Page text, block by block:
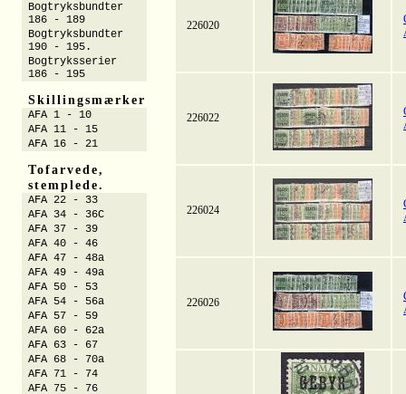
226020
226022
226024
226026
Bogtryksbundter
186 - 189
Bogtryksbundter
190 - 195.
Bogtryksserier
186 - 195
Skillingsmærker
AFA 1 - 10
AFA 11 - 15
AFA 16 - 21
Tofarvede,
stemplede.
AFA 22 - 33
AFA 34 - 36C
AFA 37 - 39
AFA 40 - 46
AFA 47 - 48a
AFA 49 - 49a
AFA 50 - 53
AFA 54 - 56a
AFA 57 - 59
AFA 60 - 62a
AFA 63 - 67
AFA 68 - 70a
AFA 71 - 74
AFA 75 - 76